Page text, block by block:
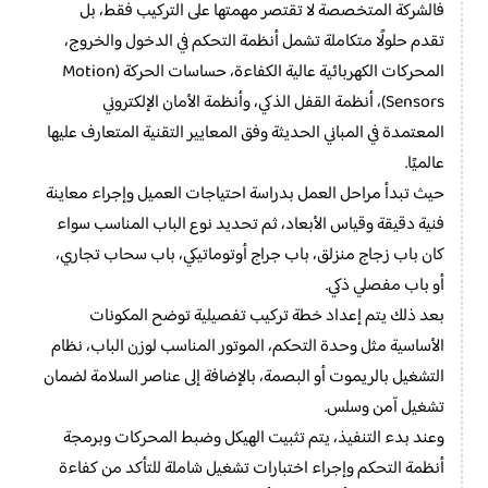
فالشركة المتخصصة لا تقتصر مهمتها على التركيب فقط، بل
تقدم حلولًا متكاملة تشمل أنظمة التحكم في الدخول والخروج،
المحركات الكهربائية عالية الكفاءة، حساسات الحركة (Motion
Sensors)، أنظمة القفل الذكي، وأنظمة الأمان الإلكتروني
المعتمدة في المباني الحديثة وفق المعايير التقنية المتعارف عليها
عالميًا.
حيث تبدأ مراحل العمل بدراسة احتياجات العميل وإجراء معاينة
فنية دقيقة وقياس الأبعاد، ثم تحديد نوع الباب المناسب سواء
كان باب زجاج منزلق، باب جراج أوتوماتيكي، باب سحاب تجاري،
أو باب مفصلي ذكي.
بعد ذلك يتم إعداد خطة تركيب تفصيلية توضح المكونات
الأساسية مثل وحدة التحكم، الموتور المناسب لوزن الباب، نظام
التشغيل بالريموت أو البصمة، بالإضافة إلى عناصر السلامة لضمان
تشغيل آمن وسلس.
وعند بدء التنفيذ، يتم تثبيت الهيكل وضبط المحركات وبرمجة
أنظمة التحكم وإجراء اختبارات تشغيل شاملة للتأكد من كفاءة